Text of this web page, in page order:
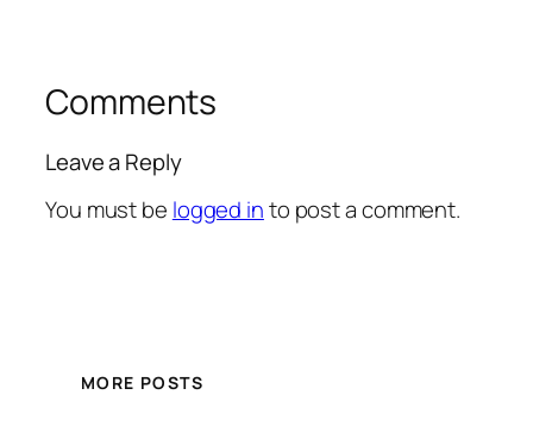
Comments
Leave a Reply
You must be logged into post a comment.
MORE POSTS